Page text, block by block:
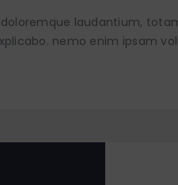
laudantium,
nemo enim ipsam